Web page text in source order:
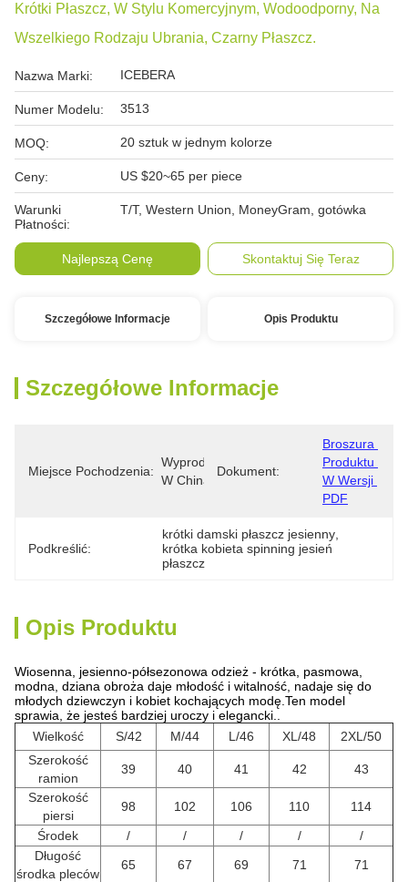
Krótki Płaszcz, W Stylu Komercyjnym, Wodoodporny, Na
Wszelkiego Rodzaju Ubrania, Czarny Płaszcz.
Nazwa Marki: ICEBERA
Numer Modelu: 3513
MOQ: 20 sztuk w jednym kolorze
Ceny: US $20~65 per piece
Warunki
Płatności:
T/T, Western Union, MoneyGram, gotówka
Najlepszą Cenę Skontaktuj Się Teraz
Szczegółowe Informacje Opis Produktu
Szczegółowe Informacje
Miejsce Pochodzenia:
Wyprodukowano
W Chinach
Dokument:
Broszura
Produktu
W Wersji
PDF
Podkreślić:
krótki damski płaszcz jesienny
krótka kobieta spinning jesień
płaszcz
Opis Produktu
Wiosenna, jesienno-półsezonowa odzież - krótka, pasmowa,
modna, dziana obroża daje młodość i witalność, nadaje się do
młodych dziewczyn i kobiet kochających modę.Ten model
sprawia, że jesteś bardziej uroczy i elegancki..
Wielkość
S/42 M/44 L/46 XL/48
2XL/50
Szerokość
ramion
39 40 41 42
43
Szerokość
piersi
98 102 106 110
114
Środek
/ / / /
/
Długość
środka pleców
65 67 69 71
71